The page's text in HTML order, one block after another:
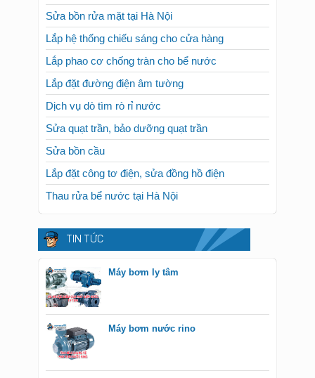
Sửa bồn rửa mặt tại Hà Nội
Lắp hệ thống chiếu sáng cho cửa hàng
Lắp phao cơ chống tràn cho bể nước
Lắp đặt đường điện âm tường
Dịch vụ dò tìm rò rỉ nước
Sửa quạt trần, bảo dưỡng quạt trần
Sửa bồn cầu
Lắp đặt công tơ điện, sửa đồng hồ điện
Thau rửa bể nước tại Hà Nội
TIN TỨC
Máy bơm ly tâm
Máy bơm nước rino